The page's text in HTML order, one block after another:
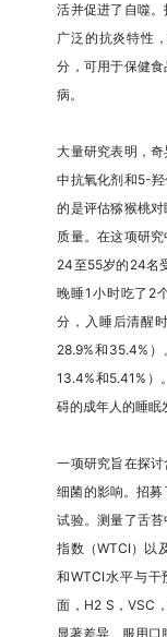
活并促进了自噬
广泛的抗炎特性
分，可用于保健
病。
大量研究表明，
中抗氧化剂和5-
的是评估猕猴桃
质量。在这项研
24至55岁的24名
晚睡1小时吃了2
分，入睡后清醒
28.9%和35.4%
13.4%和5.41%）
碍的成年人的睡眠
一项研究旨在探
细菌的影响。招
试验。测量了舌
指数（WTCI）以
和WTCI水平与干
面，H2 S，VSC
显著差异。服用